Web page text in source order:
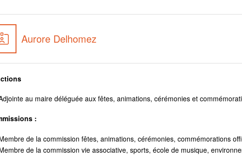
Aurore Delhomez
au maire déléguée aux fêtes, animations, cérémonies et
:
de la commission fêtes, animations, cérémonies, commémorations
de la commission vie associative, sports, école de musique,